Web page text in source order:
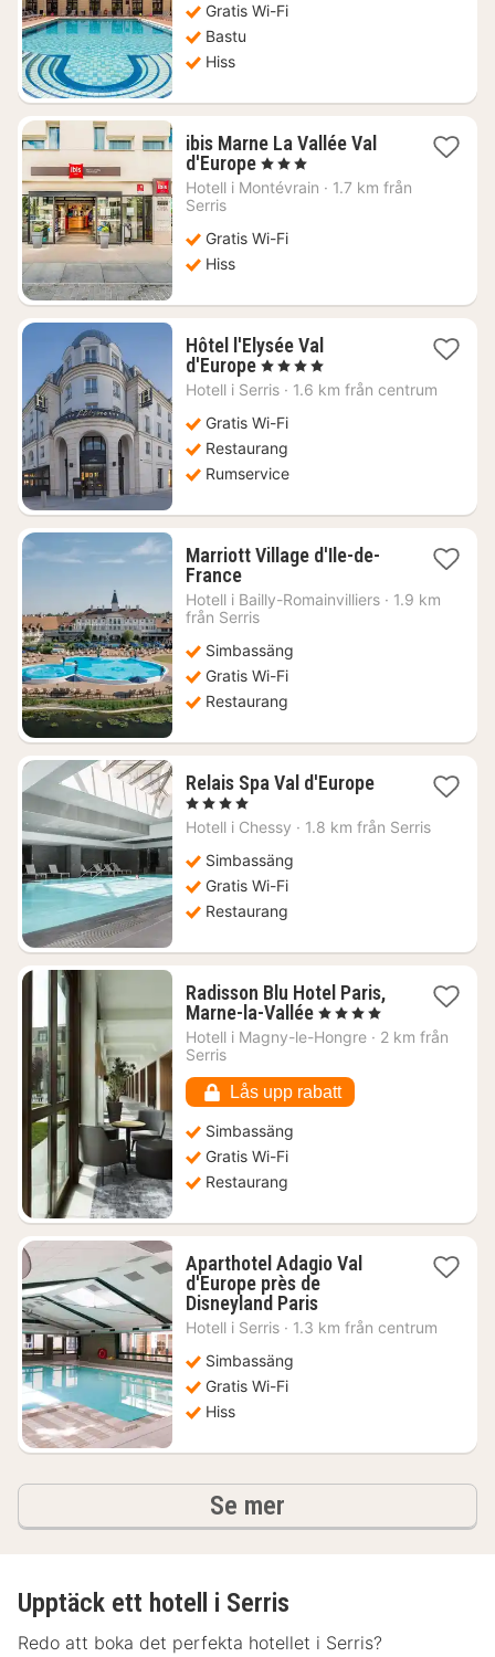
Gratis Wi-Fi
Bastu
Hiss
ibis Marne La Vallée Val
d'Europe1
natt
kr.
, 3 Stjärnor
Hotell i Montévrain · 1.7 km från
Serris
Gratis Wi-Fi
Hiss
Hôtel l'Elysée Val
d'Europe1
natt
2150
kr.
, 4 Stjärnor
Hotell i Serris · 1.6 km från centrum
Gratis Wi-Fi
Restaurang
Rumservice
Marriott Village d'Ile-de-
France1
natt
från
kr.
Hotell i Bailly-Romainvilliers · 1.9 km
från Serris
Simbassäng
Gratis Wi-Fi
Restaurang
Relais Spa Val d'Europe1
från
, 4 Stjärnor
Hotell i Chessy · 1.8 km från Serris
Simbassäng
Gratis Wi-Fi
Restaurang
Radisson Blu Hotel Paris,
Marne-la-Vallée1
natt
från
kr.
, 4 Stjärnor
Hotell i Magny-le-Hongre · 2 km från
Serris
Lås upp rabatt
Simbassäng
Gratis Wi-Fi
Restaurang
Aparthotel Adagio Val
d'Europe près de
Disneyland Paris1
natt
Hotell i Serris · 1.3 km från centrum
Simbassäng
Gratis Wi-Fi
Hiss
Se mer
Upptäck ett hotell i Serris
Redo att boka det perfekta hotellet i Serris?